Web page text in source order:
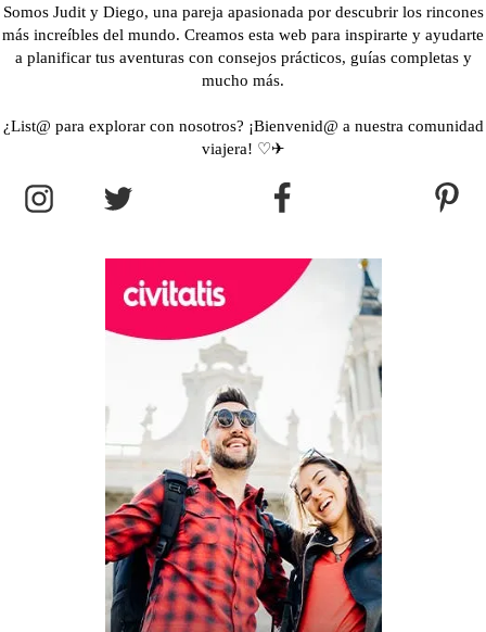
Somos Judit y Diego, una pareja apasionada por descubrir los rincones
más increíbles del mundo. Creamos esta web para inspirarte y ayudarte
a planificar tus aventuras con consejos prácticos, guías completas y
mucho más.
¿List@ para explorar con nosotros? ¡Bienvenid@ a nuestra comunidad
viajera! ♡✈︎